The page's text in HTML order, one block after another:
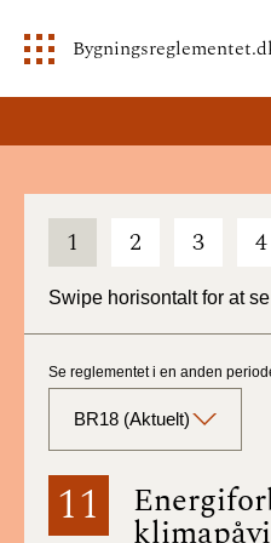
1 2 3 4
Swipe horisontalt for at
11
Se reglementet i en anden
BR18 (Aktuelt)
BR18 (Aktuelt)